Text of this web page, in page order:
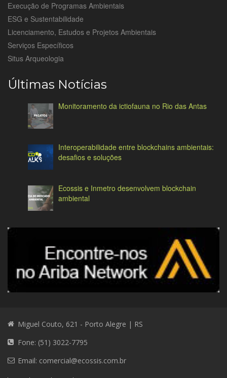
Execução de Programas Ambientais
ESG e Sustentabilidade
Licenciamento, Estudos e Projetos Ambientais
Serviços Específicos
Situs Arqueologia
Últimas Notícias
Monitoramento da ictiofauna no Rio das Antas
Interoperabilidade entre blockchains ambientais:
desafios e soluções
Ecossis e Inmetro desenvolvem blockchain
ambiental
Miguel Couto, 621 - Porto Alegre | RS
Fone: (51) 3022-7795
Email: comercial@ecossis.com.br